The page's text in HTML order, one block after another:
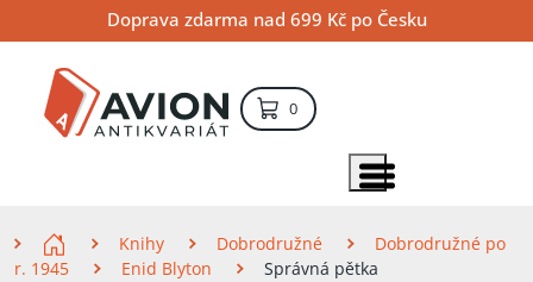
na
obsah
na
navigaci
na
vyhledávání
Doprava zdarma nad 699 Kč po Česku
0položek – košík
Zobrazit položky menu
Knihy Dobrodružné
Dobrodružné po
r. 1945
Enid Blyton Správná pětka